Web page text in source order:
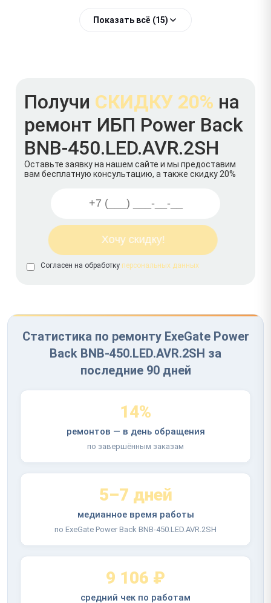
Показать всё (15)
Получи СКИДКУ 20% на
ремонт ИБП Power Back
BNB-450.LED.AVR.2SH
Оставьте заявку на нашем сайте и мы предоставим
вам бесплатную консультацию, а также скидку 20%
Согласен на обработку персональных данных
Статистика по ремонту ExeGate Power
Back BNB-450.LED.AVR.2SH за
последние 90 дней
14%
ремонтов — в день обращения
по завершённым заказам
5–7 дней
медианное время работы
по ExeGate Power Back BNB-450.LED.AVR.2SH
9 106 ₽
средний чек по работам